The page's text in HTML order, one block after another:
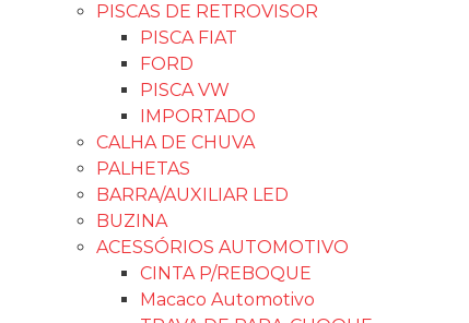
PISCAS DE RETROVISOR
PISCA FIAT
FORD
PISCA VW
IMPORTADO
CALHA DE CHUVA
PALHETAS
BARRA/AUXILIAR LED
BUZINA
ACESSÓRIOS AUTOMOTIVO
CINTA P/REBOQUE
Macaco Automotivo